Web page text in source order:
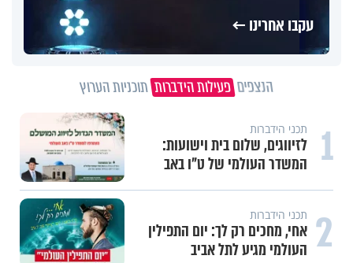
עקבו אחרינו ←
הנצפים פעילות הידברות תוכניות הערוץ
1 תכני הידברות
לזיווגים, שלום בית וישועות:
המשדר העולמי של ט"ו באב
2 תכני הידברות
אחי, מחכים רק לך: יום התפילין
העולמי מגיע לתל אביב